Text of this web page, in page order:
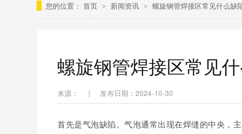
您的位置： 首页 > 新闻资讯 > 螺旋钢管焊接区常见什么缺
螺旋钢管焊接区常见
来源： | 发布日期：2024-10-30
首先是气泡缺陷。气泡通常出现在焊缝的中央，